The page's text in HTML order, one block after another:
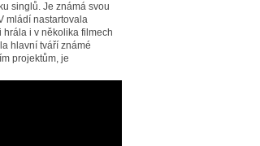
singlů. Je známá svou
mládí nastartovala
i v několika filmech
hlavní tváří známé
projektům, je